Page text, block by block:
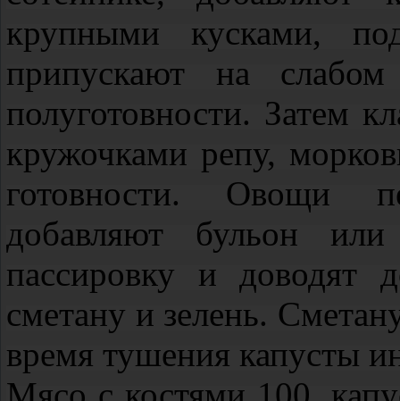
крупными кусками,
припускают на
полуготовности. Затем
кружочками репу,
готовности. Овощи
добавляют бульон
пассировку и доводят
сметану и зелень.
время тушения капусты